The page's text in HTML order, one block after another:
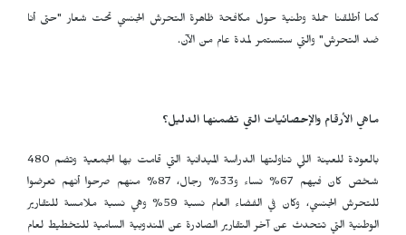
كما أطلقنا حملة وطنية حول مكافحة ظاهرة التحرش الجنسي تحت شعار "حتى أنا
ضد التحرش" والتي ستستمر لمدة عام من الآن.
ماهي الأرقام والإحصائيات التي تضمنها الدليل؟
بالعودة للعينة اللي تناولتها الدراسة الميدانية التي قامت بها الجمعية وتضم 480
شخص كان فيهم 67% نساء و33% رجال، 87% منهم صرحوا أنهم تعرضوا
للتحرش الجنسي، وكان في الفضاء العام نسبة 59% وهي نسبة ملامسة للتقارير
الوطنية التي تتحدث عن آخر التقارير الصادرة عن المندوبية السامية للتخطيط لعام